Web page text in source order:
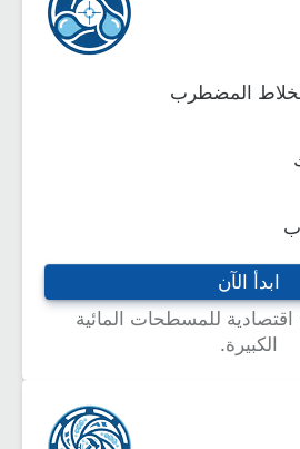
المضطرب
ابدأ الآن
للمسطحات المائية
الكبيرة.